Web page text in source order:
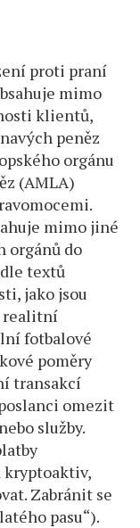
proti praní
mimo
klientů,
peněz
orgánu
(AMLA)
mimo jiné
orgánů do
textů
jako jsou
realitní
fotbalové
poměry
transakcí
omezit
služby.
kryptoaktiv,
Zabránit se
pasu“).